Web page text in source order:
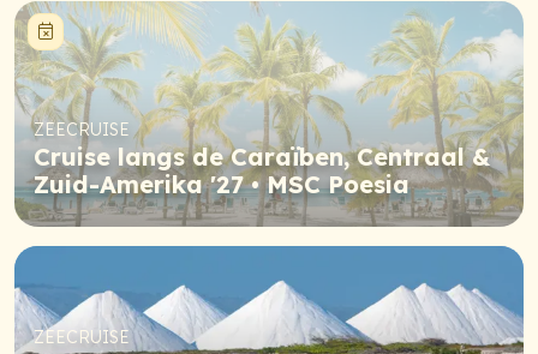
Niet meer beschikbaar
ZEECRUISE
Cruise langs de Caraïben, Centraal &
Zuid-Amerika '27 • MSC Poesia
ZEECRUISE